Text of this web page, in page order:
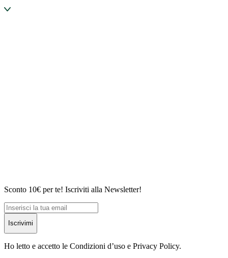
Sconto 10€ per te! Iscriviti alla Newsletter!
Iscrivimi
Ho letto e accetto le Condizioni d’uso e Privacy Policy.